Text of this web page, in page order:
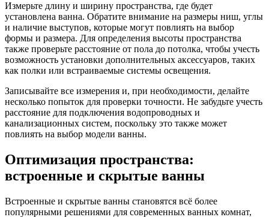
Измерьте длину и ширину пространства, где будет
установлена ванна. Обратите внимание на размеры ниш, углы
и наличие выступов, которые могут повлиять на выбор
формы и размера. Для определения высоты пространства
также проверьте расстояние от пола до потолка, чтобы учесть
возможность установки дополнительных аксессуаров, таких
как полки или встраиваемые системы освещения.
Записывайте все измерения и, при необходимости, делайте
несколько попыток для проверки точности. Не забудьте учесть
расстояние для подключения водопроводных и
канализационных систем, поскольку это также может
повлиять на выбор модели ванны.
Оптимизация пространства:
встроенные и скрытые ванны
Встроенные и скрытые ванны становятся всё более
популярными решениями для современных ванных комнат,